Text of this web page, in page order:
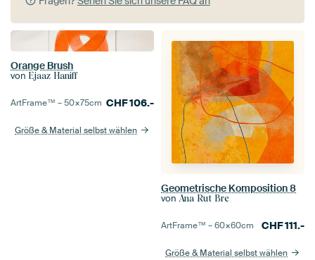
Orange Brush
von Ejaaz Haniff
ArtFrame™ –50×75cm CHF106.-
Größe & Material selbst wählen
Geometrische Komposition 8
von Ana Rut Bre
ArtFrame™ –60×60cm CHF111.-
Größe & Material selbst wählen